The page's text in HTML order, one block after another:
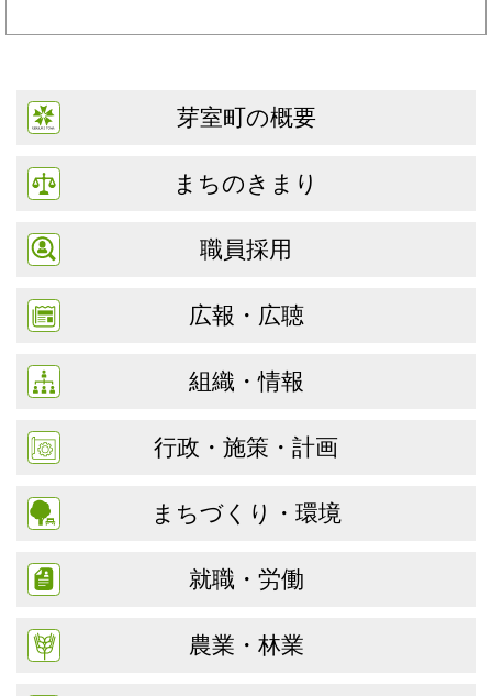
芽室町の概要
まちのきまり
職員採用
広報・広聴
組織・情報
行政・施策・計画
まちづくり・環境
就職・労働
農業・林業